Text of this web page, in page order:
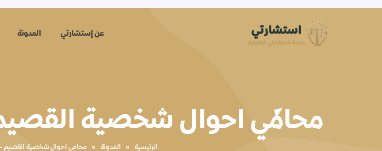
عن إستشارتي المدونة
محامي احوال شخصية
الرئيسية » المدونة » محامي احوال شخصية القصيم -